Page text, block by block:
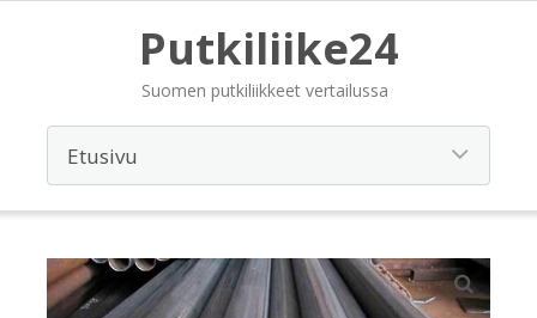
Putkiliike24
Suomen putkiliikkeet vertailussa